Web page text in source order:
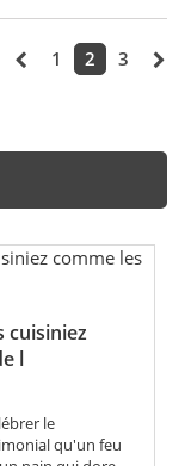
1 2 3
cuisiniez
l
le
qu'un feu